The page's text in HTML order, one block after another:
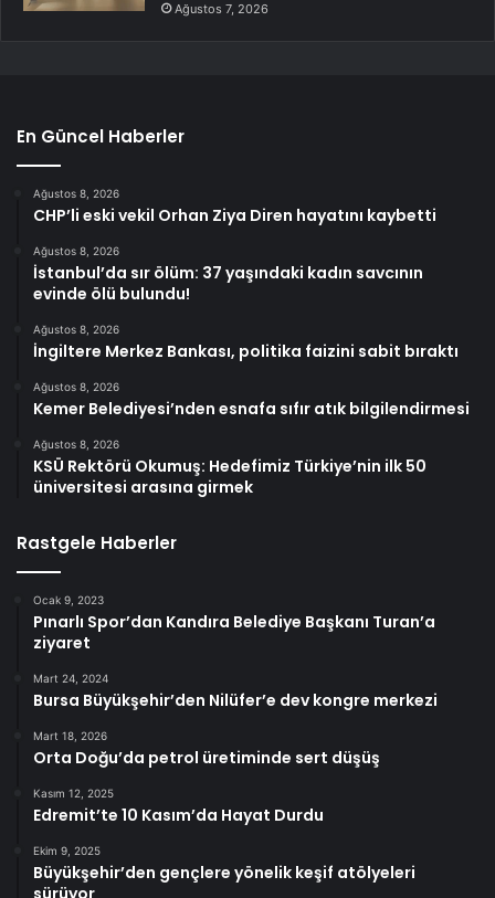
Ağustos 7, 2026
En Güncel Haberler
Ağustos 8, 2026
CHP’li eski vekil Orhan Ziya Diren hayatını kaybetti
Ağustos 8, 2026
İstanbul’da sır ölüm: 37 yaşındaki kadın savcının
evinde ölü bulundu!
Ağustos 8, 2026
İngiltere Merkez Bankası, politika faizini sabit bıraktı
Ağustos 8, 2026
Kemer Belediyesi’nden esnafa sıfır atık bilgilendirmesi
Ağustos 8, 2026
KSÜ Rektörü Okumuş: Hedefimiz Türkiye’nin ilk 50
üniversitesi arasına girmek
Rastgele Haberler
Ocak 9, 2023
Pınarlı Spor’dan Kandıra Belediye Başkanı Turan’a
ziyaret
Mart 24, 2024
Bursa Büyükşehir’den Nilüfer’e dev kongre merkezi
Mart 18, 2026
Orta Doğu’da petrol üretiminde sert düşüş
Kasım 12, 2025
Edremit’te 10 Kasım’da Hayat Durdu
Ekim 9, 2025
Büyükşehir’den gençlere yönelik keşif atölyeleri